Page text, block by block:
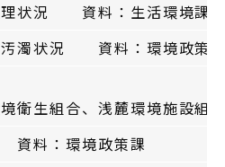
理状況 資料：生活環境課
汚濁状況 資料：環境政策
衛生組合、浅麓環境施設組
料：環境政策課